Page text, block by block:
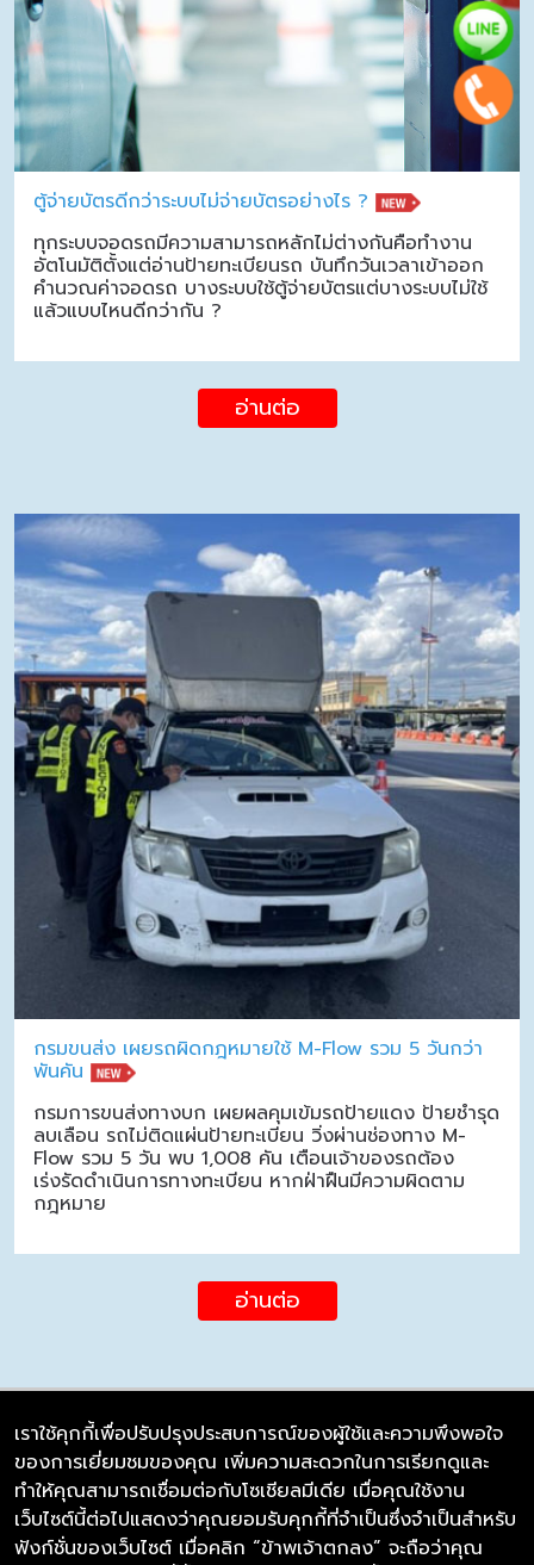
ตู้จ่ายบัตรดีกว่าระบบไม่จ่ายบัตรอย่างไร ?
ทุกระบบจอดรถมีความสามารถหลักไม่ต่างกันคือทำงาน
อัตโนมัติตั้งแต่อ่านป้ายทะเบียนรถ บันทึกวันเวลาเข้าออก
คำนวณค่าจอดรถ บางระบบใช้ตู้จ่ายบัตรแต่บางระบบไม่ใช้
แล้วแบบไหนดีกว่ากัน ?
อ่านต่อ
กรมขนส่ง เผยรถผิดกฎหมายใช้ M-Flow รวม 5 วันกว่า
พันคัน
กรมการขนส่งทางบก เผยผลคุมเข้มรถป้ายแดง ป้ายชำรุด
ลบเลือน รถไม่ติดแผ่นป้ายทะเบียน วิ่งผ่านช่องทาง M-
Flow รวม 5 วัน พบ 1,008 คัน เตือนเจ้าของรถต้อง
เร่งรัดดำเนินการทางทะเบียน หากฝ่าฝืนมีความผิดตาม
กฎหมาย
อ่านต่อ
บริษัท ซิมลิงค์ จำกัด
98/226 Bangrakyai-Baanmai Road,
Bangyai, Nonthaburi 11140
เราใช้คุกกี้เพื่อปรับปรุงประสบการณ์ของผู้ใช้และความพึงพอใจ
ของการเยี่ยมชมของคุณ เพิ่มความสะดวกในการเรียกดูและ
ทำให้คุณสามารถเชื่อมต่อกับโซเชียลมีเดีย เมื่อคุณใช้งาน
เว็บไซต์นี้ต่อไปแสดงว่าคุณยอมรับคุกกี้ที่จำเป็นซึ่งจำเป็นสำหรับ
ฟังก์ชั่นของเว็บไซต์ เมื่อคลิก “ข้าพเจ้าตกลง” จะถือว่าคุณ